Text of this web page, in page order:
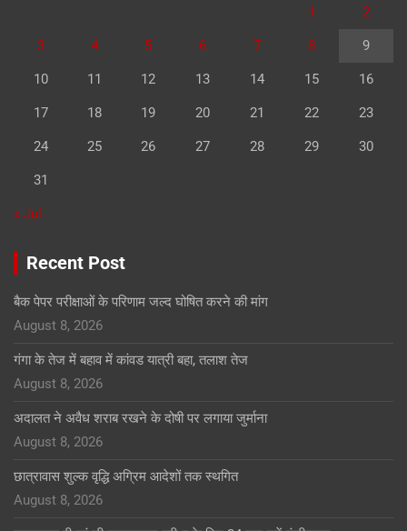
1 2
3 4 5 6 7 8 9
10 11 12 13 14 15 16
17 18 19 20 21 22 23
24 25 26 27 28 29 30
31
« Jul
Recent Post
बैक पेपर परीक्षाओं के परिणाम जल्द घोषित करने की मांग
August 8, 2026
गंगा के तेज में बहाव में कांवड यात्री बहा, तलाश तेज
August 8, 2026
अदालत ने अवैध शराब रखने के दोषी पर लगाया जुर्माना
August 8, 2026
छात्रावास शुल्क वृद्धि अग्रिम आदेशों तक स्थगित
August 8, 2026